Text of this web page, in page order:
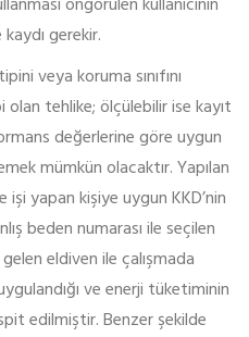
gerekir.
veya koruma sınıfını
tehlike; ölçülebilir ise kayıt
değerlerine göre uygun
mümkün olacaktır. Yapılan
yapan kişiye uygun KKD’nin
beden numarası ile seçilen
eldiven ile çalışmada
ve enerji tüketiminin
edilmiştir. Benzer şekilde